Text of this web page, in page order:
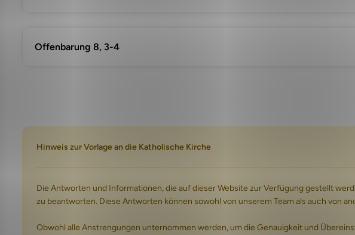
Offenbarung 8, 3-4
Hinweis zur Vorlage an die Katholische Kirche
Die Antworten und Informationen, die auf dieser Website zur Verfügung gestellt
zu beantworten. Diese Antworten können sowohl von unserem Team als auch von
Obwohl alle Anstrengungen unternommen werden, um die Genauigkeit und